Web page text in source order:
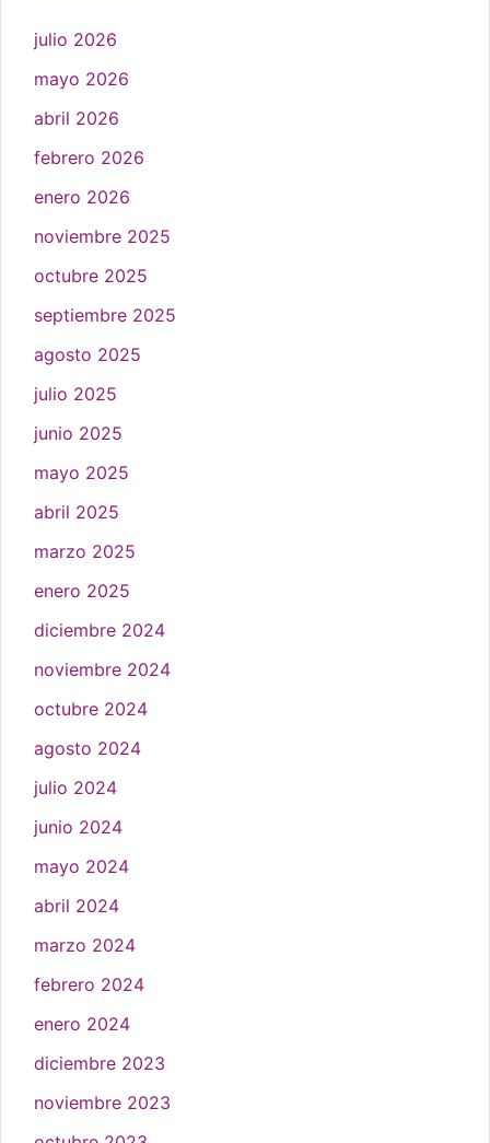
julio 2026
mayo 2026
abril 2026
febrero 2026
enero 2026
noviembre 2025
octubre 2025
septiembre 2025
agosto 2025
julio 2025
junio 2025
mayo 2025
abril 2025
marzo 2025
enero 2025
diciembre 2024
noviembre 2024
octubre 2024
agosto 2024
julio 2024
junio 2024
mayo 2024
abril 2024
marzo 2024
febrero 2024
enero 2024
diciembre 2023
noviembre 2023